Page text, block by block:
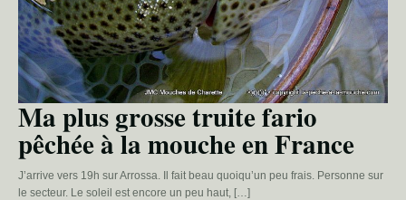
Ma plus grosse truite fario
pêchée à la mouche en France
J’arrive vers 19h sur Arrossa. Il fait beau quoiqu’un peu frais. Personne sur
le secteur. Le soleil est encore un peu haut, […]